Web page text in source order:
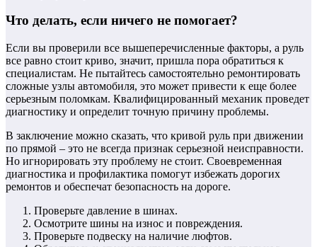
Что делать, если ничего не помогает?
Если вы проверили все вышеперечисленные факторы, а руль
все равно стоит криво, значит, пришла пора обратиться к
специалистам. Не пытайтесь самостоятельно ремонтировать
сложные узлы автомобиля, это может привести к еще более
серьезным поломкам. Квалифицированный механик проведет
диагностику и определит точную причину проблемы.
В заключение можно сказать, что кривой руль при движении
по прямой – это не всегда признак серьезной неисправности.
Но игнорировать эту проблему не стоит. Своевременная
диагностика и профилактика помогут избежать дорогих
ремонтов и обеспечат безопасность на дороге.
Проверьте давление в шинах.
Осмотрите шины на износ и повреждения.
Проверьте подвеску на наличие люфтов.